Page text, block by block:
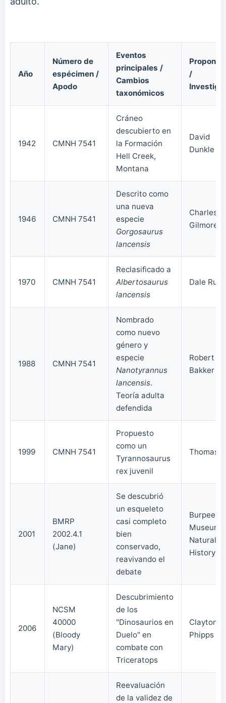
Año
Número de
espécimen /
Apodo
Eventos
principales /
Cambios
taxonómicos
/
1942 CMNH 7541
Cráneo
descubierto en
la Formación
Hell Creek,
Montana
David
Dunkle
1946 CMNH 7541
Descrito como
una nueva
especie
Gorgosaurus
lancensis
Charles
Gilmore
1970 CMNH 7541
Reclasificado a
Albertosaurus
lancensis
Dale
1988 CMNH 7541
Nombrado
como nuevo
género y
especie
Nanotyrannus
lancensis.
Teoría adulta
defendida
Robert
Bakker et
1999 CMNH 7541
Propuesto
como un
Tyrannosaurus
rex juvenil
Thomas
2001
BMRP
2002.4.1
(Jane)
Se descubrió
un esqueleto
casi completo
bien
conservado,
reavivando el
debate
Burpee
Museum
Natural
History
2006
NCSM
40000
(Bloody
Mary)
Descubrimiento
de los
"Dinosaurios en
Duelo" en
combate con
Triceratops
Clayton
Phipps et
Reevaluación
de la validez de